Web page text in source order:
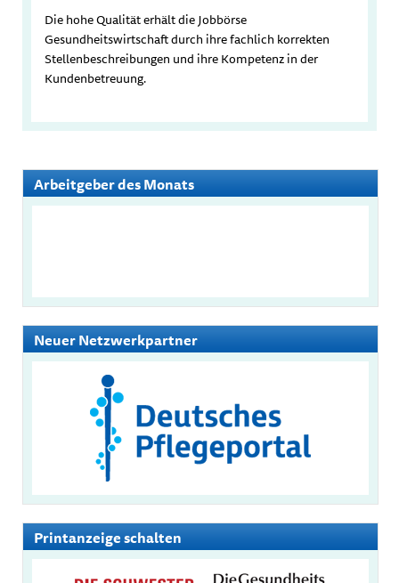
Die hohe Qualität erhält die Jobbörse
Gesundheitswirtschaft durch ihre fachlich korrekten
Stellenbeschreibungen und ihre Kompetenz in der
Kundenbetreuung.
Arbeitgeber des Monats
Neuer Netzwerkpartner
Printanzeige schalten